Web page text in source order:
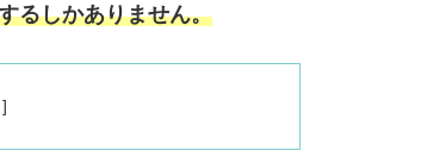
るしかありません。